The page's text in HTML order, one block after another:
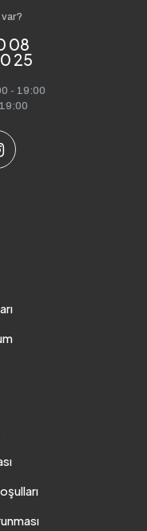
var?
08
25
- 19:00